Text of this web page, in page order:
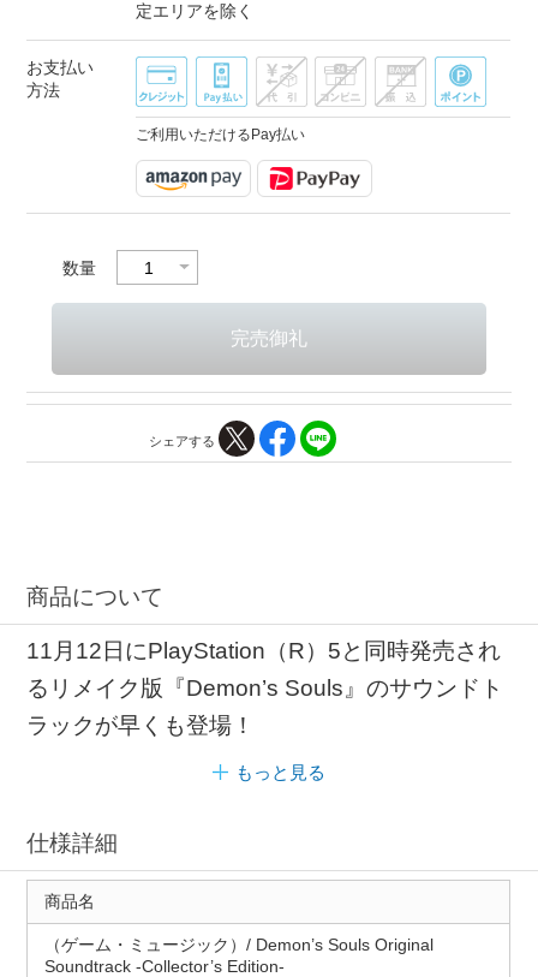
定エリアを除く
お支払い
方法
ご利用いただけるPay払い
数量
シェアする
商品について
11月12日にPlayStation（R）5と同時発売され
るリメイク版『Demon’s Souls』のサウンドト
ラックが早くも登場！
もっと見る
仕様詳細
商品名
（ゲーム・ミュージック）/ Demon’s Souls Original
Soundtrack ‐Collector’s Edition-